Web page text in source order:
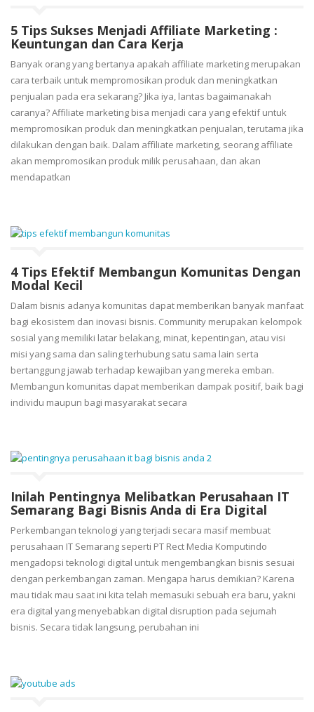
5 Tips Sukses Menjadi Affiliate Marketing :
Keuntungan dan Cara Kerja
Banyak orang yang bertanya apakah affiliate marketing merupakan
cara terbaik untuk mempromosikan produk dan meningkatkan
penjualan pada era sekarang? Jika iya, lantas bagaimanakah
caranya? Affiliate marketing bisa menjadi cara yang efektif untuk
mempromosikan produk dan meningkatkan penjualan, terutama jika
dilakukan dengan baik. Dalam affiliate marketing, seorang affiliate
akan mempromosikan produk milik perusahaan, dan akan
mendapatkan
4 Tips Efektif Membangun Komunitas Dengan
Modal Kecil
Dalam bisnis adanya komunitas dapat memberikan banyak manfaat
bagi ekosistem dan inovasi bisnis. Community merupakan kelompok
sosial yang memiliki latar belakang, minat, kepentingan, atau visi
misi yang sama dan saling terhubung satu sama lain serta
bertanggung jawab terhadap kewajiban yang mereka emban.
Membangun komunitas dapat memberikan dampak positif, baik bagi
individu maupun bagi masyarakat secara
Inilah Pentingnya Melibatkan Perusahaan IT
Semarang Bagi Bisnis Anda di Era Digital
Perkembangan teknologi yang terjadi secara masif membuat
perusahaan IT Semarang seperti PT Rect Media Komputindo
mengadopsi teknologi digital untuk mengembangkan bisnis sesuai
dengan perkembangan zaman. Mengapa harus demikian? Karena
mau tidak mau saat ini kita telah memasuki sebuah era baru, yakni
era digital yang menyebabkan digital disruption pada sejumah
bisnis. Secara tidak langsung, perubahan ini